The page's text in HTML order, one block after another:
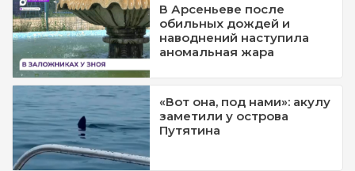
В Арсеньеве после
обильных дождей и
наводнений наступила
аномальная жара
«Вот она, под нами»: акулу
заметили у острова
Путятина